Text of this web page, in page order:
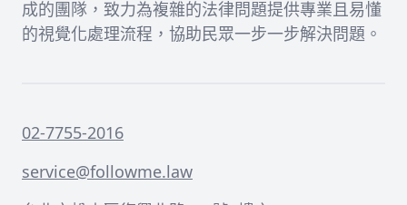
成的團隊，致力為複雜的法律問題提供專業且易懂
的視覺化處理流程，協助民眾一步一步解決問題。
02-7755-2016
service@followme.law